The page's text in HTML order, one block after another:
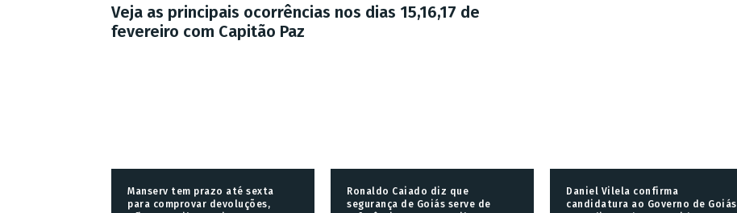
Veja as principais ocorrências nos dias 15,16,17 de
fevereiro com Capitão Paz
Manserv tem prazo até sexta
para comprovar devoluções,
Ronaldo Caiado diz que
segurança de Goiás serve de
Daniel Vilela confirma
candidatura ao Governo de Goiás